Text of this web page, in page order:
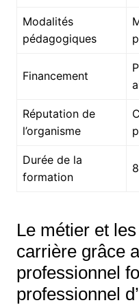
Modalités
pédagogiques
Financement
Réputation de
l’organisme
Durée de la
formation
Le métier et
carrière grâce
professionnel
professionnel